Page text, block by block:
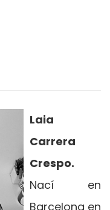
Laia
Carrera
Crespo.
Nací en
Barcelona en